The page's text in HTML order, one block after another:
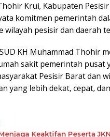
Krui, Kabupaten
komitmen pemerintah
wilayah pesisir dan daerah
KH Muhammad Thohir
sakit pemerintah pusat
Pesisir Barat dan
yang lebih dekat, cepat,
Keaktifan Peserta JKN